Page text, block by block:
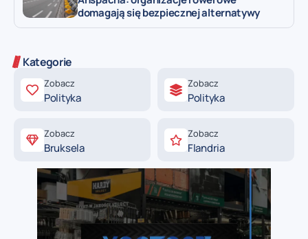
domagają się bezpiecznej alternatywy
Kategorie
Zobacz
Polityka
Zobacz
Polityka
Zobacz
Bruksela
Zobacz
Flandria